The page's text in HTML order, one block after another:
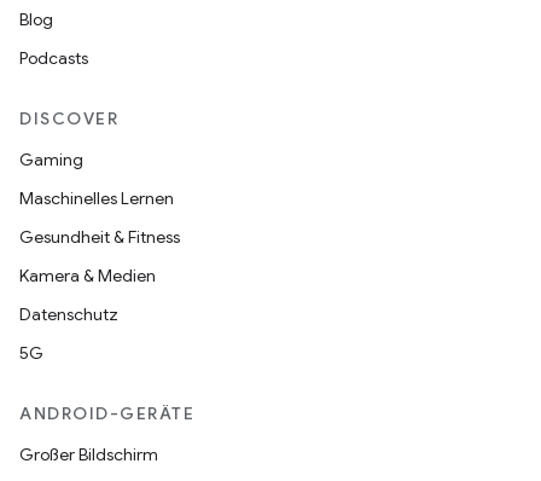
Blog
Podcasts
DISCOVER
Gaming
Maschinelles Lernen
Gesundheit & Fitness
Kamera & Medien
Datenschutz
5G
ANDROID-GERÄTE
Großer Bildschirm